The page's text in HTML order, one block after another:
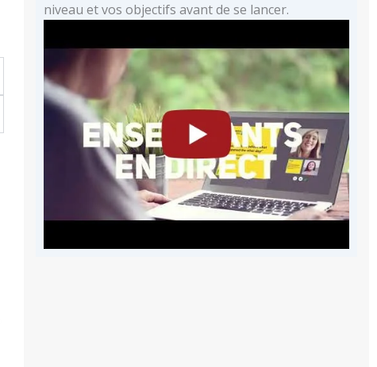
niveau et vos objectifs avant de se lancer.